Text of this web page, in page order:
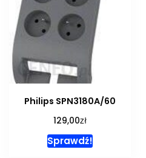
Philips SPN3180A/60
129,00zł
Sprawdź!